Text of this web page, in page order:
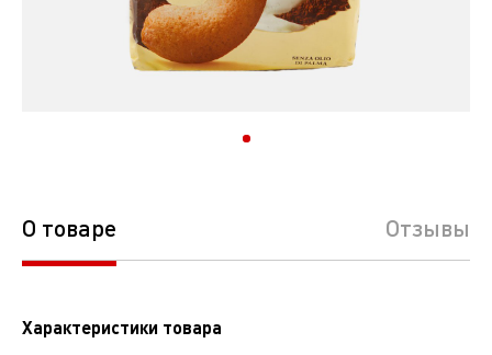
О товаре Отзывы
Характеристики товара